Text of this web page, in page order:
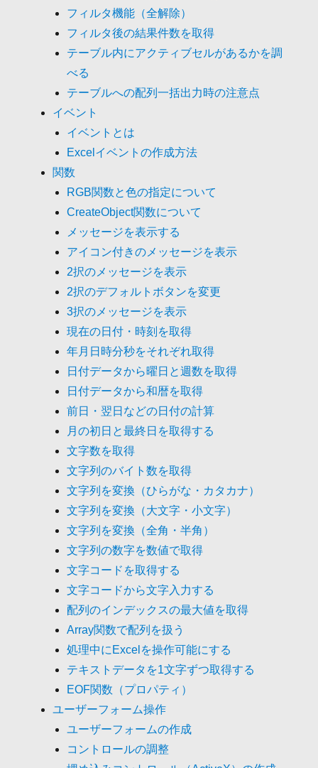
フィルタ機能（全解除）
フィルタ後の結果件数を取得
テーブル内にアクティブセルがあるかを調
べる
テーブルへの配列一括出力時の注意点
イベント
イベントとは
Excelイベントの作成方法
関数
RGB関数と色の指定について
CreateObject関数について
メッセージを表示する
アイコン付きのメッセージを表示
2択のメッセージを表示
2択のデフォルトボタンを変更
3択のメッセージを表示
現在の日付・時刻を取得
年月日時分秒をそれぞれ取得
日付データから曜日と週数を取得
日付データから和暦を取得
前日・翌日などの日付の計算
月の初日と最終日を取得する
文字数を取得
文字列のバイト数を取得
文字列を変換（ひらがな・カタカナ）
文字列を変換（大文字・小文字）
文字列を変換（全角・半角）
文字列の数字を数値で取得
文字コードを取得する
文字コードから文字入力する
配列のインデックスの最大値を取得
Array関数で配列を扱う
処理中にExcelを操作可能にする
テキストデータを1文字ずつ取得する
EOF関数（プロパティ）
ユーザーフォーム操作
ユーザーフォームの作成
コントロールの調整